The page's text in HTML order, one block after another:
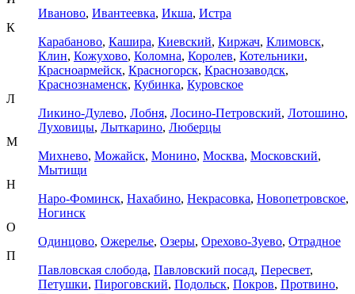
Иваново, Ивантеевка, Икша, Истра
К
Карабаново, Кашира, Киевский, Киржач, Климовск,
Клин, Кожухово, Коломна, Королев, Котельники,
Красноармейск, Красногорск, Краснозаводск,
Краснознаменск, Кубинка, Куровское
Л
Ликино-Дулево, Лобня, Лосино-Петровский, Лотошино,
Луховицы, Лыткарино, Люберцы
М
Михнево, Можайск, Монино, Москва, Московский,
Мытищи
Н
Наро-Фоминск, Нахабино, Некрасовка, Новопетровское,
Ногинск
О
Одинцово, Ожерелье, Озеры, Орехово-Зуево, Отрадное
П
Павловская слобода, Павловский посад, Пересвет,
Петушки, Пироговский, Подольск, Покров, Протвино,